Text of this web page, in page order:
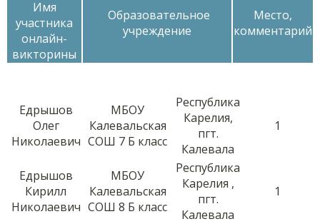
Имя
участника
онлайн-
викторины
Образовательное
учреждение
Место,
комментарий
Едрышов
Олег
Николаевич
МБОУ
Калевальская
СОШ 7 Б класс
Республика
Карелия,
пгт.
Калевала
1
Едрышов
Кирилл
Николаевич
МБОУ
Калевальская
СОШ 8 Б класс
Республика
Карелия ,
пгт.
Калевала
1